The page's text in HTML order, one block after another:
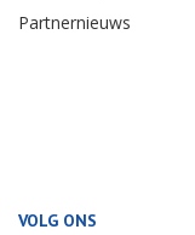
Partnernieuws
VOLG ONS